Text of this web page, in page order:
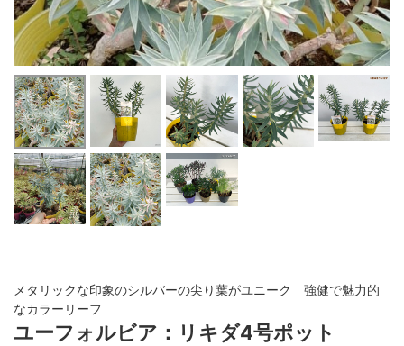
メタリックな印象のシルバーの尖り葉がユニーク 強健で魅力的
なカラーリーフ
ユーフォルビア：リキダ4号ポット